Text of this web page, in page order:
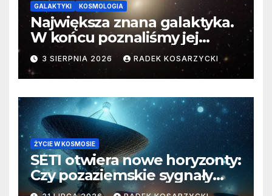
GALAKTYKI KOSMOLOGIA
Największa znana galaktyka.
W końcu poznaliśmy jej
faktyczne wymiary
3 SIERPNIA 2026 RADEK KOSARZYCKI
ŻYCIE W KOSMOSIE
SETI otwiera nowe horyzonty:
Czy pozaziemskie sygnały
czekają w nieoczekiwanych